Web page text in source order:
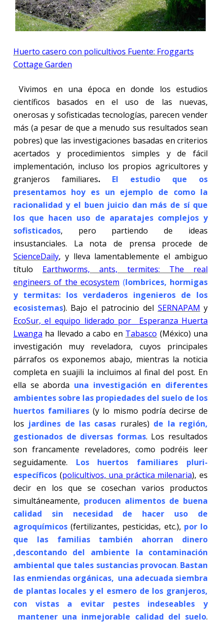
Huerto casero con policultivos Fuente: Froggarts
Cottage Garden
Vivimos en una época en donde los estudios
científicos basados en el uso de las nuevas,
onerosas y sofisticadas tecnologías, parecen vender
más (a pesar de que a menudo sus resultados sean
pobres) que las investigaciones basadas en criterios
acertados y procedimientos simples y de fácil
implementación, incluso los propios agricultores y
granjeros familiares. El estudio que os
presentamos hoy es un ejemplo de como la
racionalidad y el buen juicio dan más de sí que
los que hacen uso de aparatajes complejos y
sofisticados, pero partiendo de ideas
insustanciales. La nota de prensa procede de
ScienceDaily, y lleva lamentablemente el ambiguo
título Earthworms, ants, termites: The real
engineers of the ecosystem (lombrices, hormigas
y termitas: los verdaderos ingenieros de los
ecosistemas). Bajo el patrocinio del SERNAPAM y
EcoSur, el equipo liderado por
Esperanza Huerta
Lwanga ha llevado a cabo en Tabasco (México) una
investigación muy reveladora, cuyos principales
párrafos os exponemos abajo, mientras la noticia
completa en suajili la incluimos al final del post. En
ella se aborda una investigación en diferentes
ambientes sobre las propiedades del suelo de los
huertos familiares (y lo mismo podría decirse de
los jardines de las casas rurales) de la región,
gestionados de diversas formas. Los resultados
son francamente reveladores, como podréis leer
seguidamente. Los huertos familiares pluri-
específicos(policultivos, una práctica milenaria), es
decir en los que se cosechan varios productos
simultáneamente, producen alimentos de buena
calidad sin necesidad de hacer uso de
agroquímicos(fertilizantes, pesticidas, etc.), por lo
que las familias también ahorran dinero
,descontando del ambiente la contaminación
ambiental que tales sustancias provocan. Bastan
las enmiendas orgánicas, una adecuada siembra
de plantas locales y el esmero de los granjeros,
con vistas a evitar pestes indeseables y
mantener una inmejorable calidad del suelo.